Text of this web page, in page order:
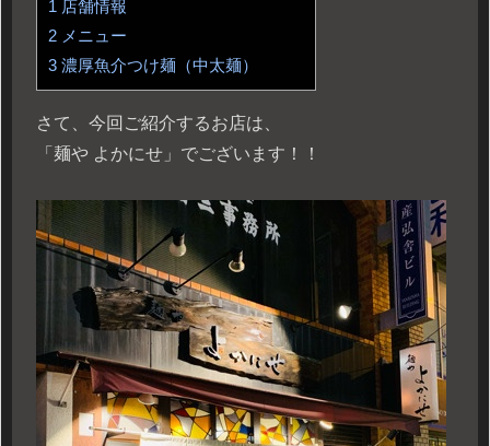
1 店舗情報
2 メニュー
3 濃厚魚介つけ麺（中太麺）
さて、今回ご紹介するお店は、
「麺や よかにせ」でございます！！